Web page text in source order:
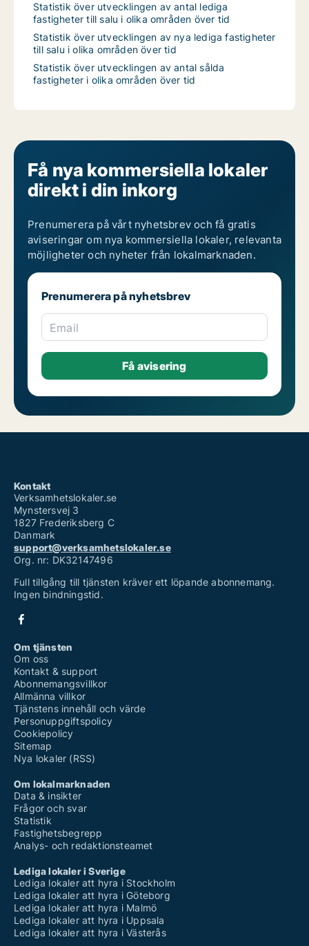
Statistik över utvecklingen av antal lediga
fastigheter till salu i olika områden över tid
Statistik över utvecklingen av nya lediga fastigheter
till salu i olika områden över tid
Statistik över utvecklingen av antal sålda
fastigheter i olika områden över tid
Få nya kommersiella lokaler
direkt i din inkorg
Prenumerera på vårt nyhetsbrev och få gratis
aviseringar om nya kommersiella lokaler, relevanta
möjligheter och nyheter från lokalmarknaden.
Prenumerera på nyhetsbrev
Email
Kontakt
Verksamhetslokaler.se
Mynstersvej 3
1827 Frederiksberg C
Danmark
support@verksamhetslokaler.se
Org. nr: DK32147496
Full tillgång till tjänsten kräver ett löpande abonnemang.
Ingen bindningstid.
Om tjänsten
Om oss
Kontakt & support
Abonnemangsvillkor
Allmänna villkor
Tjänstens innehåll och värde
Personuppgiftspolicy
Cookiepolicy
Sitemap
Nya lokaler (RSS)
Om lokalmarknaden
Data & insikter
Frågor och svar
Statistik
Fastighetsbegrepp
Analys- och redaktionsteamet
Lediga lokaler i Sverige
Lediga lokaler att hyra i Stockholm
Lediga lokaler att hyra i Göteborg
Lediga lokaler att hyra i Malmö
Lediga lokaler att hyra i Uppsala
Lediga lokaler att hyra i Västerås